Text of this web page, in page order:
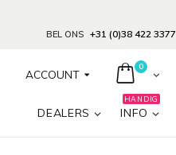
BEL ONS +31 (0)38 422 3377
ACCOUNT
0
INFO
HANDIG
DEALERS